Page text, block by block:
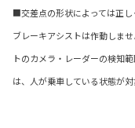
■交差点の形状によっては正
ブレーキアシストは作動し
トのカメラ・レーダーの検知
は、人が乗車している状態が対